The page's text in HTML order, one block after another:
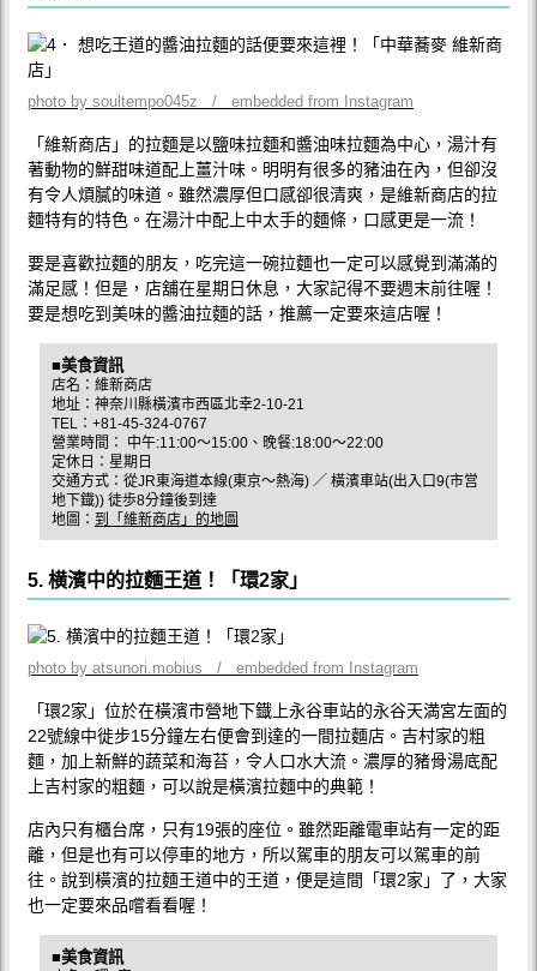
photo by soultempo045z / embedded from Instagram
「維新商店」的拉麵是以鹽味拉麵和醬油味拉麵為中心，湯汁有
著動物的鮮甜味道配上薑汁味。明明有很多的豬油在內，但卻沒
有令人煩膩的味道。雖然濃厚但口感卻很清爽，是維新商店的拉
麵特有的特色。在湯汁中配上中太手的麵條，口感更是一流！
要是喜歡拉麵的朋友，吃完這一碗拉麵也一定可以感覺到滿滿的
滿足感！但是，店舖在星期日休息，大家記得不要週末前往喔！
要是想吃到美味的醬油拉麵的話，推薦一定要來這店喔！
■美食資訊
店名：維新商店
地址：神奈川縣橫濱市西區北幸2-10-21
TEL：+81-45-324-0767
營業時間： 中午:11:00〜15:00、晚餐:18:00〜22:00
定休日：星期日
交通方式：從JR東海道本線(東京～熱海) ／ 橫濱車站(出入口9(市営
地下鐡)) 徒歩8分鐘後到達
地圖： 到「維新商店」的地圖
5. 横濱中的拉麵王道！「環2家」
photo by atsunori.mobius / embedded from Instagram
「環2家」位於在橫濱市營地下鐡上永谷車站的永谷天満宮左面的
22號線中徙步15分鐘左右便會到達的一間拉麵店。吉村家的粗
麵，加上新鮮的蔬菜和海苔，令人口水大流。濃厚的豬骨湯底配
上吉村家的粗麵，可以說是橫濱拉麵中的典範！
店內只有櫃台席，只有19張的座位。雖然距離電車站有一定的距
離，但是也有可以停車的地方，所以駕車的朋友可以駕車的前
往。說到橫濱的拉麵王道中的王道，便是這間「環2家」了，大家
也一定要來品嚐看看喔！
■美食資訊